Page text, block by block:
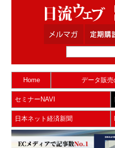
Home データ販売
セミナーNAVI
日本ネット経済新聞